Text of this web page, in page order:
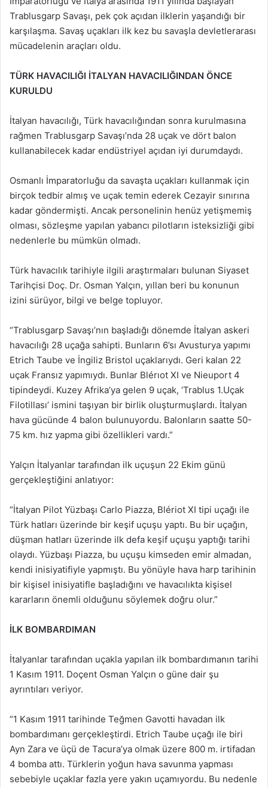
Trablusgarp Savaşı, pek çok açıdan ilklerin yaşandığı bir
karşılaşma. Savaş uçakları ilk kez bu savaşla devletlerarası
mücadelenin araçları oldu.
TÜRK HAVACILIĞI İTALYAN HAVACILIĞINDAN ÖNCE
KURULDU
İtalyan havacılığı, Türk havacılığından sonra kurulmasına
rağmen Trablusgarp Savaşı’nda 28 uçak ve dört balon
kullanabilecek kadar endüstriyel açıdan iyi durumdaydı.
Osmanlı İmparatorluğu da savaşta uçakları kullanmak için
birçok tedbir almış ve uçak temin ederek Cezayir sınırına
kadar göndermişti. Ancak personelinin henüz yetişmemiş
olması, sözleşme yapılan yabancı pilotların isteksizliği gibi
nedenlerle bu mümkün olmadı.
Türk havacılık tarihiyle ilgili araştırmaları bulunan Siyaset
Tarihçisi Doç. Dr. Osman Yalçın, yıllan beri bu konunun
izini sürüyor, bilgi ve belge topluyor.
“Trablusgarp Savaşı’nın başladığı dönemde İtalyan askeri
havacılığı 28 uçağa sahipti. Bunların 6’sı Avusturya yapımı
Etrich Taube ve İngiliz Bristol uçaklarıydı. Geri kalan 22
uçak Fransız yapımıydı. Bunlar Blérıot XI ve Nieuport 4
tipindeydi. Kuzey Afrika’ya gelen 9 uçak, ‘Trablus 1.Uçak
Filotillası’ ismini taşıyan bir birlik oluşturmuşlardı. İtalyan
hava gücünde 4 balon bulunuyordu. Balonların saatte 50-
75 km. hız yapma gibi özellikleri vardı.”
Yalçın İtalyanlar tarafından ilk uçuşun 22 Ekim günü
gerçekleştiğini anlatıyor:
“İtalyan Pilot Yüzbaşı Carlo Piazza, Blériot XI tipi uçağı ile
Türk hatları üzerinde bir keşif uçuşu yaptı. Bu bir uçağın,
düşman hatları üzerinde ilk defa keşif uçuşu yaptığı tarihi
olaydı. Yüzbaşı Piazza, bu uçuşu kimseden emir almadan,
kendi inisiyatifiyle yapmıştı. Bu yönüyle hava harp tarihinin
bir kişisel inisiyatifle başladığını ve havacılıkta kişisel
kararların önemli olduğunu söylemek doğru olur.”
İLK BOMBARDIMAN
İtalyanlar tarafından uçakla yapılan ilk bombardımanın tarihi
1 Kasım 1911. Doçent Osman Yalçın o güne dair şu
ayrıntıları veriyor.
“1 Kasım 1911 tarihinde Teğmen Gavotti havadan ilk
bombardımanı gerçekleştirdi. Etrich Taube uçağı ile biri
Ayn Zara ve üçü de Tacura’ya olmak üzere 800 m. irtifadan
4 bomba attı. Türklerin yoğun hava savunma yapması
sebebiyle uçaklar fazla yere yakın uçamıyordu. Bu nedenle